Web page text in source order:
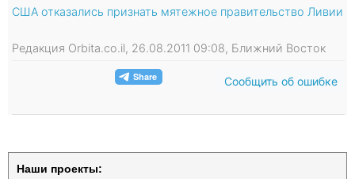
США отказались признать мятежное правительство Ливии
Редакция Orbita.co.il, 26.08.2011 09:08, Ближний Восток
Сообщить об ошибке
Наши проекты: